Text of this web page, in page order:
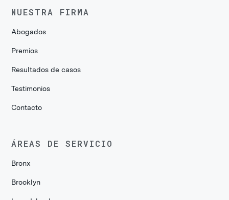
NUESTRA FIRMA
Abogados
Premios
Resultados de casos
Testimonios
Contacto
ÁREAS DE SERVICIO
Bronx
Brooklyn